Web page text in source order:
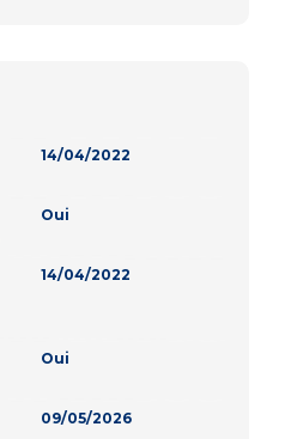
14/04/2022
Oui
14/04/2022
Oui
09/05/2026